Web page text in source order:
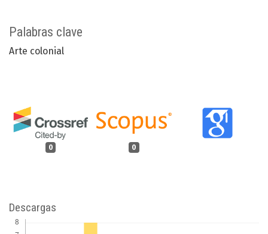
Palabras clave
Arte colonial
0 0
Descargas